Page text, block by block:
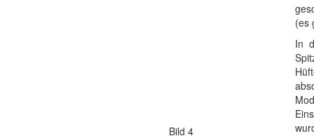
Bild 4
(es
In